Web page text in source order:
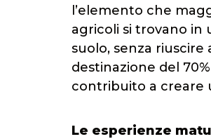
l’elemento che
agricoli si trovano in
suolo, senza
destinazione del
contribuito a creare
Le esperienze